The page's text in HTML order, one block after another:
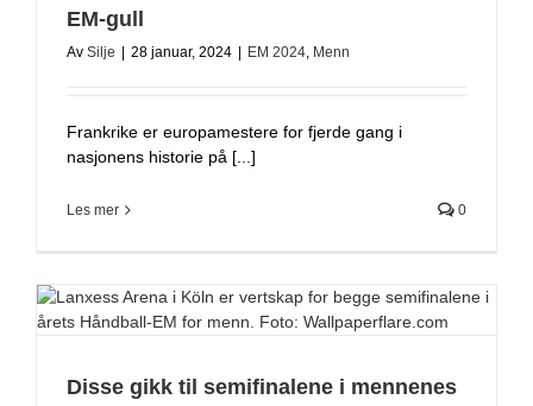
EM-gull
Av Silje 28 januar, 2024 EM 2024, Menn
Frankrike er europamestere for fjerde gang i
nasjonens historie på [...]
Les mer 0
Disse gikk til semifinalene i mennenes